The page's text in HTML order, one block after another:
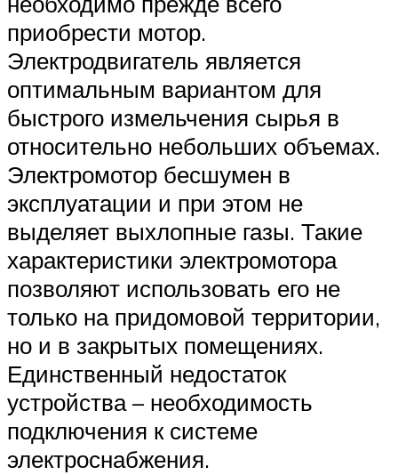
приобрести мотор.
Электродвигатель является
оптимальным вариантом для
быстрого измельчения сырья в
относительно небольших объемах.
Электромотор бесшумен в
эксплуатации и при этом не
выделяет выхлопные газы. Такие
характеристики электромотора
позволяют использовать его не
только на придомовой территории,
но и в закрытых помещениях.
Единственный недостаток
устройства – необходимость
подключения к системе
электроснабжения.